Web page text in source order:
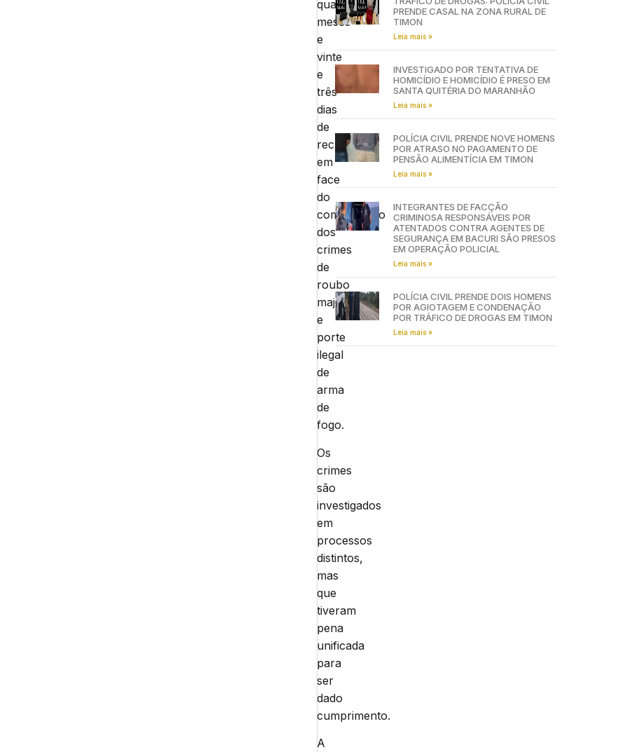
quatro
meses
e
vinte
e
três
dias
de
reclusão,
em
face
do
cometimento
dos
crimes
de
roubo
majorado
e
porte
ilegal
de
arma
de
fogo.
Os
crimes
são
investigados
em
processos
distintos,
mas
que
tiveram
pena
unificada
para
ser
dado
cumprimento.
A
PRENDE CASAL NA ZONA RURAL DE
TIMON
Leia mais »
INVESTIGADO POR TENTATIVA DE
HOMICÍDIO E HOMICÍDIO É PRESO EM
SANTA QUITÉRIA DO MARANHÃO
Leia mais »
POLÍCIA CIVIL PRENDE NOVE HOMENS
POR ATRASO NO PAGAMENTO DE
PENSÃO ALIMENTÍCIA EM TIMON
Leia mais »
INTEGRANTES DE FACÇÃO
CRIMINOSA RESPONSÁVEIS POR
ATENTADOS CONTRA AGENTES DE
SEGURANÇA EM BACURI SÃO PRESOS
EM OPERAÇÃO POLICIAL
Leia mais »
POLÍCIA CIVIL PRENDE DOIS HOMENS
POR AGIOTAGEM E CONDENAÇÃO
POR TRÁFICO DE DROGAS EM TIMON
Leia mais »